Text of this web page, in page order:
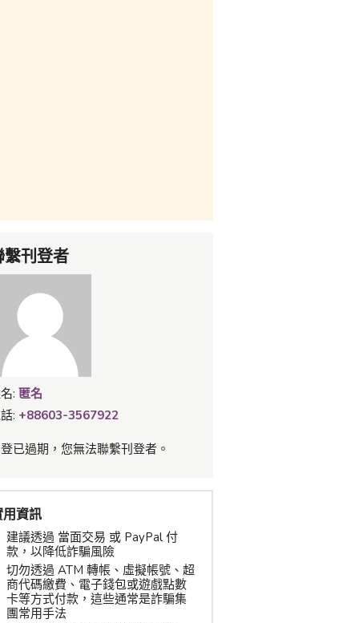
繫刊登者
: 匿名
: +88603-3567922
已過期，您無法聯繫刊登者。
用資訊
建議透過 當面交易 或 PayPal 付
款，以降低詐騙風險
切勿透過 ATM 轉帳、虛擬帳號、超
商代碼繳費、電子錢包或遊戲點數
卡等方式付款，這些通常是詐騙集
團常用手法